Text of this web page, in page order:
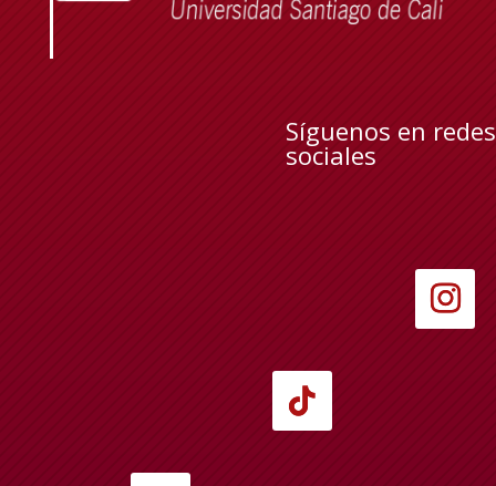
Síguenos en redes
sociales